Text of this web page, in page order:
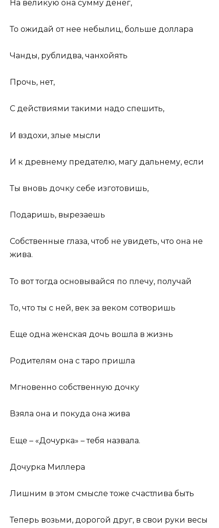
На великую она сумму денег,
То ожидай от нее небылиц, больше доллара
Чанды, рублидва, чанхойять
Прочь, нет,
С действиями такими надо спешить,
И вздохи, злые мысли
И к древнему предателю, магу дальнему, если
Ты вновь дочку себе изготовишь,
Подаришь, вырезаешь
Собственные глаза, чтоб не увидеть, что она не
жива.
То вот тогда основывайся по плечу, получай
То, что ты с ней, век за веком сотворишь
Еще одна женская дочь вошла в жизнь
Родителям она с таро пришла
Мгновенно собственную дочку
Взяла она и покуда она жива
Еще – «Дочурка» – тебя назвала.
Дочурка Миллера
Лишним в этом смысле тоже счастлива быть
Теперь возьми, дорогой друг, в свои руки весы